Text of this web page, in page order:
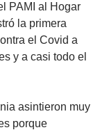
PAMI al Hogar
la primera
el Covid a
y a casi todo el
asintieron muy
porque